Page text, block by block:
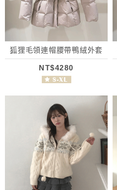
狐狸毛領連帽腰帶鴨絨外套
NT$4280